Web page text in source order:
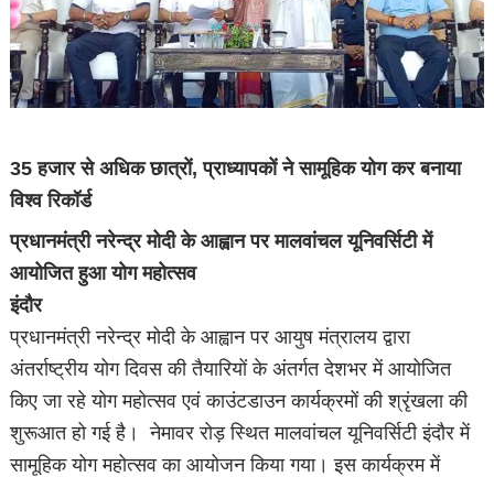
35 हजार से अधिक छात्रों, प्राध्यापकों ने सामूहिक योग कर बनाया
विश्व रिकॉर्ड
प्रधानमंत्री नरेन्द्र मोदी के आह्वान पर मालवांचल यूनिवर्सिटी में
आयोजित हुआ योग महोत्सव
इंदौर
प्रधानमंत्री नरेन्द्र मोदी के आह्वान पर आयुष मंत्रालय द्वारा
अंतर्राष्ट्रीय योग दिवस की तैयारियों के अंतर्गत देशभर में आयोजित
किए जा रहे योग महोत्सव एवं काउंटडाउन कार्यक्रमों की श्रृंखला की
शुरूआत हो गई है। नेमावर रोड़ स्थित मालवांचल यूनिवर्सिटी इंदौर में
सामूहिक योग महोत्सव का आयोजन किया गया। इस कार्यक्रम में